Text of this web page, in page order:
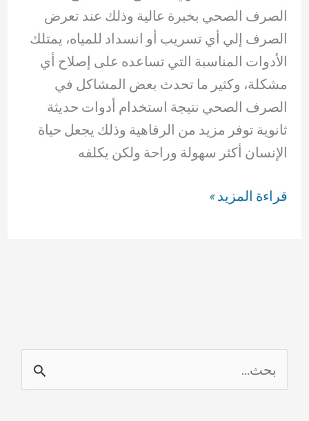
الصرف الصحي بخبرة عالية وذلك عند تعرض
الصرف إلي أي تسريب أو انسداد للمياه، يمتلك
الأدوات المناسبة التي تساعده على إصلاح أي
مشكلة، وكثير ما تحدث بعض المشاكل في
الصرف الصحي نتيجة استخدام أدوات حديثة
ثانوية توفر مزيد من الرفاهية وذلك يجعل حياة
الإنسان أكثر سهولة وراحة ولكن يكلفه
عامل
قراءة المزيد »
ل